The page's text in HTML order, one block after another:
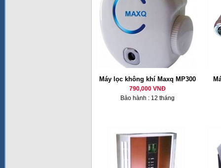
Máy lọc không khí Maxq MP300
790,000 VNĐ
Bảo hành : 12 tháng